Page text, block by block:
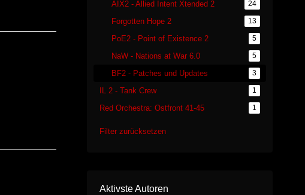
AIX2 - Allied Intent Xtended 2 24
Forgotten Hope 2 13
PoE2 - Point of Existence 2 5
NaW - Nations at War 6.0 5
BF2 - Patches und Updates 3
IL 2 - Tank Crew 1
Red Orchestra: Ostfront 41-45 1
Filter zurücksetzen
Aktivste Autoren